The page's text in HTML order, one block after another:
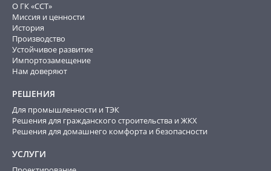
О ГК «ССТ»
Миссия и ценности
История
Производство
Устойчивое развитие
Импортозамещение
Нам доверяют
РЕШЕНИЯ
Для промышленности и ТЭК
Решения для гражданского строительства и ЖКХ
Решения для домашнего комфорта и безопасности
УСЛУГИ